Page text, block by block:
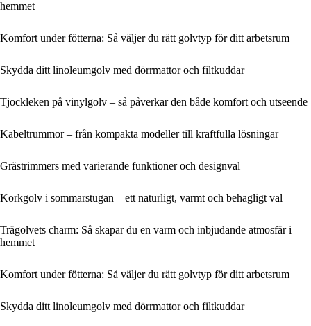
hemmet
Komfort under fötterna: Så väljer du rätt golvtyp för ditt arbetsrum
Skydda ditt linoleumgolv med dörrmattor och filtkuddar
Tjockleken på vinylgolv – så påverkar den både komfort och utseende
Kabeltrummor – från kompakta modeller till kraftfulla lösningar
Grästrimmers med varierande funktioner och designval
Korkgolv i sommarstugan – ett naturligt, varmt och behagligt val
Trägolvets charm: Så skapar du en varm och inbjudande atmosfär i
hemmet
Komfort under fötterna: Så väljer du rätt golvtyp för ditt arbetsrum
Skydda ditt linoleumgolv med dörrmattor och filtkuddar